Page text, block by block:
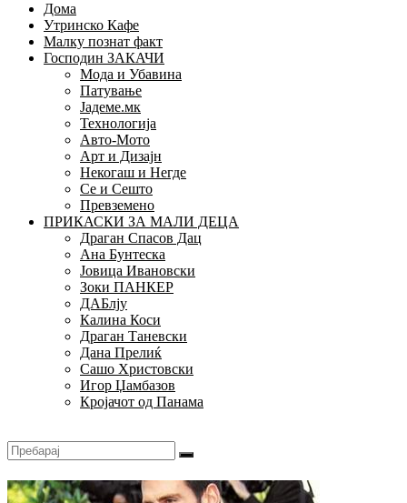
Дома
Утринско Кафе
Малку познат факт
Господин ЗАКАЧИ
Мода и Убавина
Патување
Јадеме.мк
Технологија
Авто-Мото
Арт и Дизајн
Некогаш и Негде
Се и Сешто
Превземено
ПРИКАСКИ ЗА МАЛИ ДЕЦА
Драган Спасов Дац
Ана Бунтеска
Јовица Ивановски
Зоки ПАНКЕР
ДАБлју
Калина Коси
Драган Таневски
Дана Прелиќ
Сашо Христовски
Игор Џамбазов
Кројачот од Панама